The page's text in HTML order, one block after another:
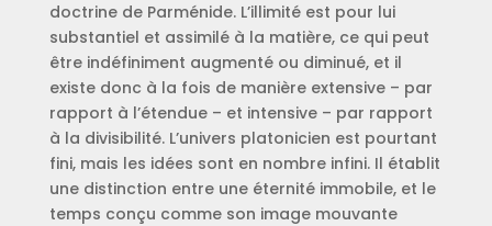
doctrine de Parménide. L’illimité est pour lui
substantiel et assimilé à la matière, ce qui peut
être indéfiniment augmenté ou diminué, et il
existe donc à la fois de manière extensive – par
rapport à l’étendue – et intensive – par rapport
à la divisibilité. L’univers platonicien est pourtant
fini, mais les idées sont en nombre infini. Il établit
une distinction entre une éternité immobile, et le
temps conçu comme son image mouvante